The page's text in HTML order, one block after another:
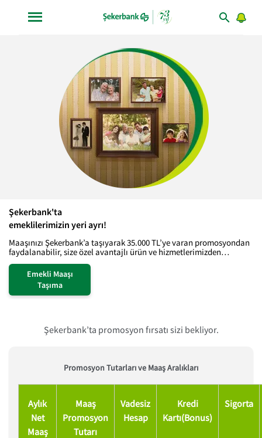
Şekerbank'ta
emeklilerimizin yeri ayrı!
Maaşınızı Şekerbank’a taşıyarak 35.000 TL’ye varan promosyondan
faydalanabilir, size özel avantajlı ürün ve hizmetlerimizden
yararlanabilirsiniz.
Emekli Maaşı
Taşıma
Şekerbank’ta promosyon fırsatı sizi bekliyor.
Promosyon Tutarları ve Maaş Aralıkları
Aylık
Net
Maaş
Maaş
Promosyon
Tutarı
Vadesiz
Hesap
Kredi
Kartı(Bonus)
Sigorta